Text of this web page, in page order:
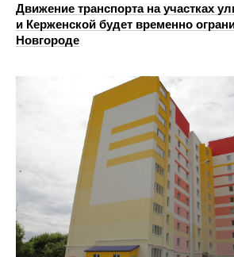
Движение транспорта на участках
и Керженской будет временно
Новгороде